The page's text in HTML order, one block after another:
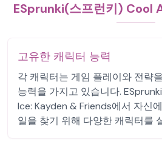
ESprunki(스프런키) Cool
고유한 캐릭터 능력
각 캐릭터는 게임 플레이와 전략
능력을 가지고 있습니다.
Ice: Kayden & Friends에서 자신
일을 찾기 위해 다양한 캐릭터를